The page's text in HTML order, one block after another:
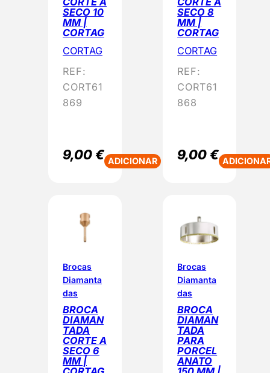
SECO 10
MM |
CORTAG
CORTAG
REF:
CORT61
869
9,00€ ADICIONAR
SECO 8
MM |
CORTAG
CORTAG
REF:
CORT61
868
9,00€
Brocas
Diamanta
das
BROCA
DIAMAN
TADA
CORTE A
SECO 6
MM |
Brocas
Diamanta
das
BROCA
DIAMAN
TADA
PARA
PORCEL
ANATO